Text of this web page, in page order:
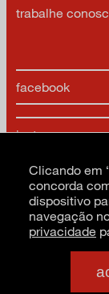
facebook
instagram
youtube
trabalhe
Clicando em
concorda
dispositivo
navegação
privacidade